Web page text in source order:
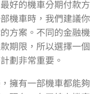
好的機車分期付款方
機車時，我們建議你
方案。不同的金融機
期限，所以選擇一個
劃非常重要。
擁有一部機車都能夠